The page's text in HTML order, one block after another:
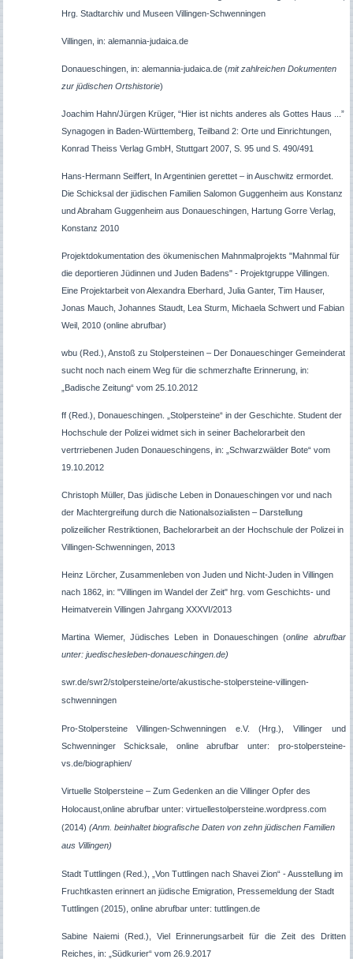
Hrg. Stadtarchiv und Museen Villingen-Schwenningen
Villingen, in: alemannia-judaica.de
Donaueschingen, in: alemannia-judaica.de (mit zahlreichen Dokumenten
zur jüdischen Ortshistorie)
Joachim Hahn/Jürgen Krüger, “Hier ist nichts anderes als Gottes Haus ...”
Synagogen in Baden-Württemberg, Teilband 2: Orte und Einrichtungen,
Konrad Theiss Verlag GmbH, Stuttgart 2007, S. 95 und S. 490/491
Hans-Hermann Seiffert, In Argentinien gerettet – in Auschwitz ermordet.
Die Schicksal der jüdischen Familien Salomon Guggenheim aus Konstanz
und Abraham Guggenheim aus Donaueschingen, Hartung Gorre Verlag,
Konstanz 2010
Projektdokumentation des ökumenischen Mahnmalprojekts "Mahnmal für
die deportieren Jüdinnen und Juden Badens" - Projektgruppe Villingen.
Eine Projektarbeit von Alexandra Eberhard, Julia Ganter, Tim Hauser,
Jonas Mauch, Johannes Staudt, Lea Sturm, Michaela Schwert und Fabian
Weil, 2010 (online abrufbar)
wbu (Red.), Anstoß zu Stolpersteinen – Der Donaueschinger Gemeinderat
sucht noch nach einem Weg für die schmerzhafte Erinnerung, in:
„Badische Zeitung“ vom 25.10.2012
ff (Red.), Donaueschingen. „Stolpersteine“ in der Geschichte. Student der
Hochschule der Polizei widmet sich in seiner Bachelorarbeit den
vertrriebenen Juden Donaueschingens, in: „Schwarzwälder Bote“ vom
19.10.2012
Christoph Müller, Das jüdische Leben in Donaueschingen vor und nach
der Machtergreifung durch die Nationalsozialisten – Darstellung
polizeilicher Restriktionen, Bachelorarbeit an der Hochschule der Polizei in
Villingen-Schwenningen, 2013
Heinz Lörcher, Zusammenleben von Juden und Nicht-Juden in Villingen
nach 1862, in: "Villingen im Wandel der Zeit" hrg. vom Geschichts- und
Heimatverein Villingen Jahrgang XXXVI/2013
Martina Wiemer, Jüdisches Leben in Donaueschingen (online abrufbar
unter: juedischesleben-donaueschingen.de)
swr.de/swr2/stolpersteine/orte/akustische-stolpersteine-villingen-
schwenningen
Pro-Stolpersteine Villingen-Schwenningen e.V. (Hrg.), Villinger und
Schwenninger Schicksale, online abrufbar unter: pro-stolpersteine-
vs.de/biographien/
Virtuelle Stolpersteine – Zum Gedenken an die Villinger Opfer des
Holocaust,online abrufbar unter: virtuellestolpersteine.wordpress.com
(2014) (Anm. beinhaltet biografische Daten von zehn jüdischen Familien
aus Villingen)
Stadt Tuttlingen (Red.), „Von Tuttlingen nach Shavei Zion“ - Ausstellung im
Fruchtkasten erinnert an jüdische Emigration, Pressemeldung der Stadt
Tuttlingen (2015), online abrufbar unter: tuttlingen.de
Sabine Naiemi (Red.), Viel Erinnerungsarbeit für die Zeit des Dritten
Reiches, in: „Südkurier“ vom 26.9.2017